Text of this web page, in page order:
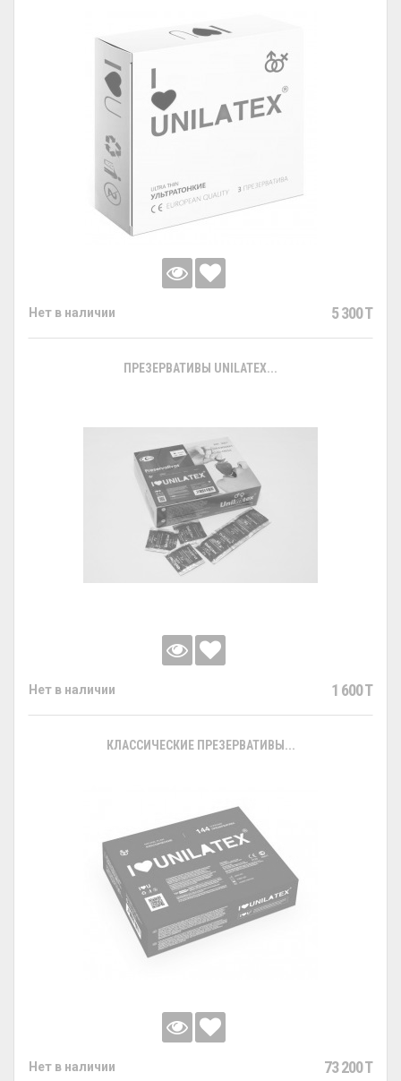
Нет в наличии 5 300 T
ПРЕЗЕРВАТИВЫ UNILATEX...
Нет в наличии 1 600 T
КЛАССИЧЕСКИЕ ПРЕЗЕРВАТИВЫ...
Нет в наличии 73 200 T